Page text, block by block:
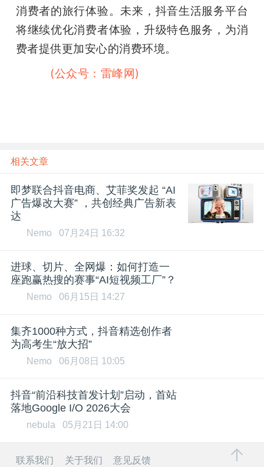
消费者的旅行体验。未来，抖音生活服务平台
将继续优化消费者体验，升级特色服务，为消
费者提供更加安心的消费环境。
(公众号：雷峰网)
相关文章
即梦联合抖音电商、艾菲奖发起 “AI
广告爆改大赛” ，共创经典广告新表
达
Nemo 07月24日 16:32
进球、切片、全网爆：如何打造一
座跑赢热搜的赛事“AI短视频工厂”？
Nemo 06月15日 14:27
集齐1000种方式，抖音精选创作者
为高考生“放大招”
Nemo 06月08日 10:05
抖音“前沿科技首发计划”启动，首站
落地Google I/O 2026大会
nebula 05月21日 14:00
联系我们 关于我们 意见反馈